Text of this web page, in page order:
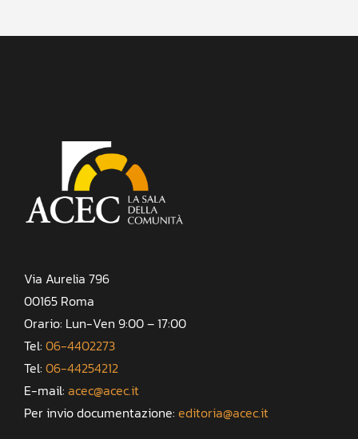
Via Aurelia 796
00165 Roma
Orario: Lun-Ven 9:00 – 17:00
Tel: 06-4402273
Tel: 06-44254212
E-mail: acec@acec.it
Per invio documentazione: editoria@acec.it